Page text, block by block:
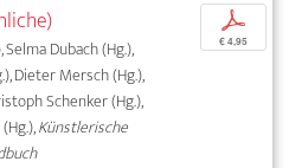
Selma Dubach (Hg.),
Dieter Mersch (Hg.),
Schenker (Hg.),
Künstlerische
p
€ 4,95